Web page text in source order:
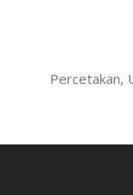
Percetakan,